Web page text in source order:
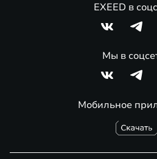
Мобильное
EXEED в
Мы в